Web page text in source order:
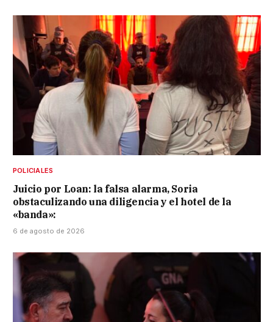
POLICIALES
Juicio por Loan: la falsa alarma, Soria
obstaculizando una diligencia y el hotel de la
«banda»:
6 de agosto de 2026